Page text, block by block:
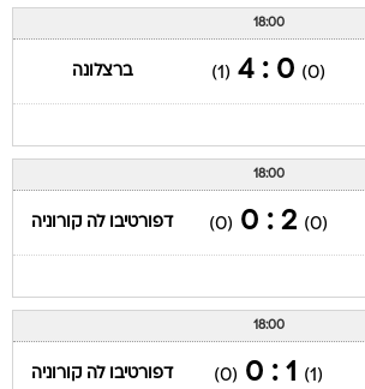
18:00
(0)
0 : 4
(1) ברצלונה
18:00
(0)
2 : 0
(0) דפורטיבו לה קורוניה
18:00
(1)
1 : 0
(0) דפורטיבו לה קורוניה